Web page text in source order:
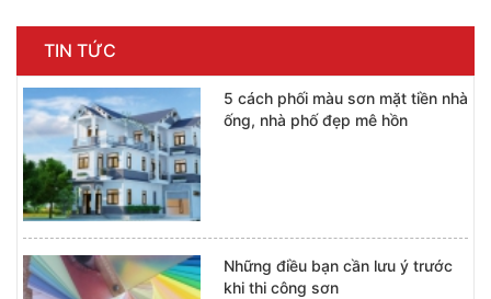
TIN TỨC
5 cách phối màu sơn mặt tiền nhà
ống, nhà phố đẹp mê hồn
Những điều bạn cần lưu ý trước
khi thi công sơn